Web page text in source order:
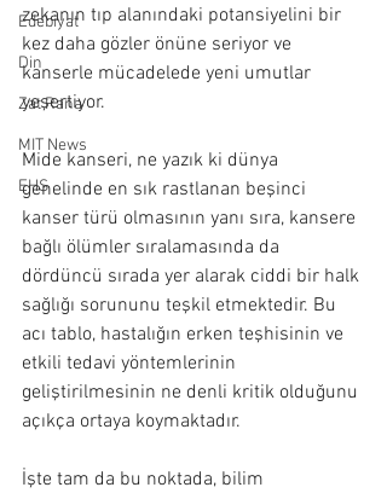
Edebiyat
Din
Zat Rana
MIT News
EHS
zekanın tıp alanındaki potansiyelini bir
kez daha gözler önüne seriyor ve
kanserle mücadelede yeni umutlar
yeşertiyor.
Mide kanseri, ne yazık ki dünya
genelinde en sık rastlanan beşinci
kanser türü olmasının yanı sıra, kansere
bağlı ölümler sıralamasında da
dördüncü sırada yer alarak ciddi bir halk
sağlığı sorununu teşkil etmektedir. Bu
acı tablo, hastalığın erken teşhisinin ve
etkili tedavi yöntemlerinin
geliştirilmesinin ne denli kritik olduğunu
açıkça ortaya koymaktadır.
İşte tam da bu noktada, bilim